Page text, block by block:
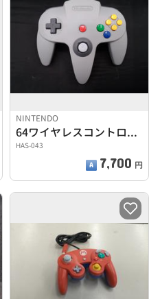
NINTENDO
64ワイヤレスコントローラー
HAS-043
7,700 円